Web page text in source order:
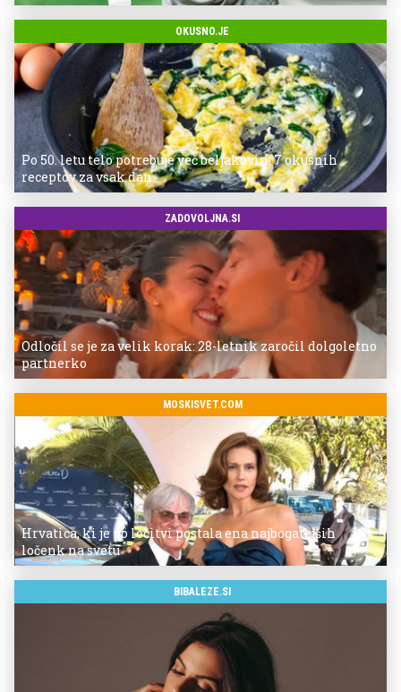
OKUSNO.JE
Po 50. letu telo potrebuje več beljakovin: 7 okusnih
receptov za vsak dan
ZADOVOLJNA.SI
Odločil se je za velik korak: 28-letnik zaročil dolgoletno
partnerko
MOSKISVET.COM
Hrvatica, ki je po ločitvi postala ena najbogatejših
ločenk na svetu
BIBALEZE.SI